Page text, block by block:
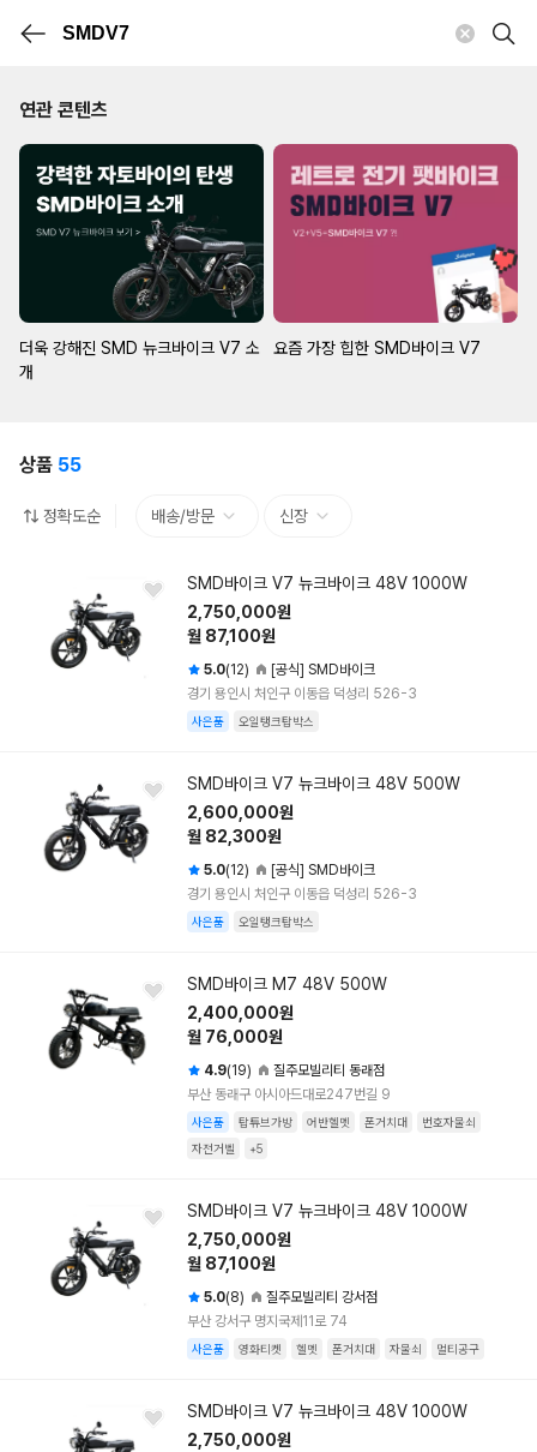
연관 콘텐츠
더욱 강해진 SMD 뉴크바이크 V7 소
개
요즘 가장 힙한 SMD바이크 V7
상품 55
정확도순 배송/방문 신장
SMD바이크 V7 뉴크바이크 48V 1000W
2,750,000원
월 87,100원
5.0(12)
[공식] SMD바이크
경기 용인시 처인구 이동읍 덕성리 526-3
사은품 오일탱크탑박스
SMD바이크 V7 뉴크바이크 48V 500W
2,600,000원
월 82,300원
5.0(12)
[공식] SMD바이크
경기 용인시 처인구 이동읍 덕성리 526-3
사은품 오일탱크탑박스
SMD바이크 M7 48V 500W
2,400,000원
월 76,000원
4.9(19)
질주모빌리티 동래점
부산 동래구 아시아드대로247번길 9
사은품 탑튜브가방 어반헬멧 폰거치대
번호자물쇠
자전거벨
+5
SMD바이크 V7 뉴크바이크 48V 1000W
2,750,000원
월 87,100원
5.0(8)
질주모빌리티 강서점
부산 강서구 명지국제11로 74
사은품 영화티켓 헬멧 폰거치대 자물쇠 멀티공구
SMD바이크 V7 뉴크바이크 48V 1000W
2,750,000원